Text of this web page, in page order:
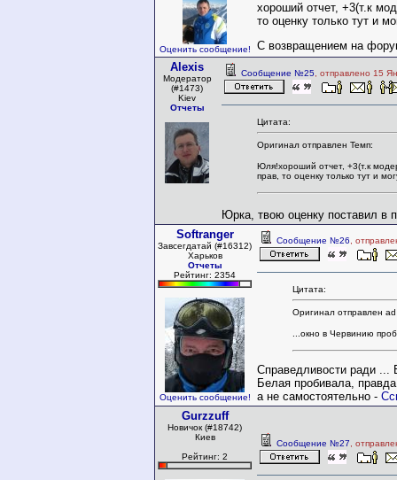
Оценить сообщение!
хороший отчет, +3(т.к
то оценку только тут и
С возвращением на
Alexis
Модератор
(#1473)
Kiev
Отчеты
Сообщение №25 , отправлено 15
Цитата:
Оригинал отправлен Темп:
Юля!хороший отчет, +3(т.к
прав, то оценку только тут и
Юрка, твою оценку поставил в
Softranger
Завсегдатай (#16312)
Харьков
Отчеты
Рейтинг: 2354
Оценить сообщение!
Сообщение №26 ,
Цитата:
Оригинал отправлен ad
...окно в Червинию
Справедливости ради ...
Белая пробивала,
а не самостоятельно -
Gurzzuff
Новичок (#18742)
Киев
Рейтинг: 2
Сообщение №27 ,